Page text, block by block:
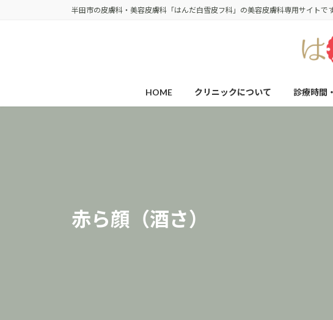
キ
に
半田市の皮膚科・美容皮膚科「はんだ白雪皮フ科」の美容皮膚科専用サイトです
HOME クリニックについて 診療時間
赤ら顔（酒さ）